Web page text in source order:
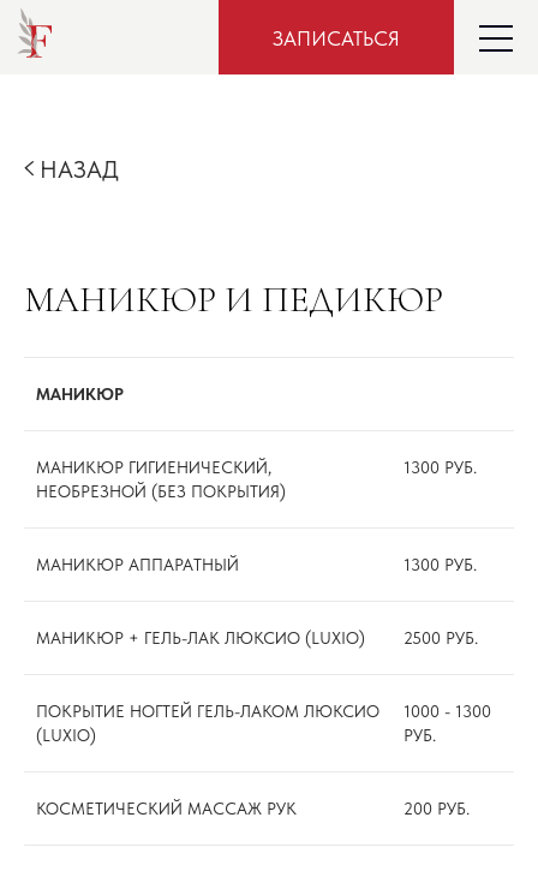
МАНИКЮР И ПЕДИКЮР
МАНИКЮР
МАНИКЮР ГИГИЕНИЧЕСКИЙ,
НЕОБРЕЗНОЙ (БЕЗ ПОКРЫТИЯ)
1300 РУБ.
МАНИКЮР АППАРАТНЫЙ 1300 РУБ.
МАНИКЮР + ГЕЛЬ-ЛАК ЛЮКСИО (LUXIO) 2500 РУБ.
ПОКРЫТИЕ НОГТЕЙ ГЕЛЬ-ЛАКОМ ЛЮКСИО
(LUXIO)
1000 - 1300
РУБ.
КОСМЕТИЧЕСКИЙ МАССАЖ РУК 200 РУБ.